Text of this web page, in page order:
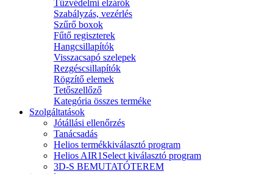
Tűzvédelmi elzárók
Szabályzás, vezérlés
Szűrő boxok
Fűtő regiszterek
Hangcsillapítók
Visszacsapó szelepek
Rezgéscsillapítók
Rögzítő elemek
Tetőszellőző
Kategória összes terméke
Szolgáltatások
Jótállási ellenőrzés
Tanácsadás
Helios termékkiválasztó program
Helios AIR1Select kiválasztó program
3D-S BEMUTATÓTEREM